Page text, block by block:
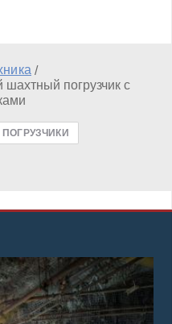
/
погрузчик с
ПОГРУЗЧИКИ